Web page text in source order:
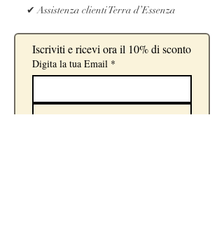
✔ Assistenza clienti Terra d’Essenza
Iscriviti e ricevi ora il 10% di sconto
Digita la tua Email *
Iscriviti